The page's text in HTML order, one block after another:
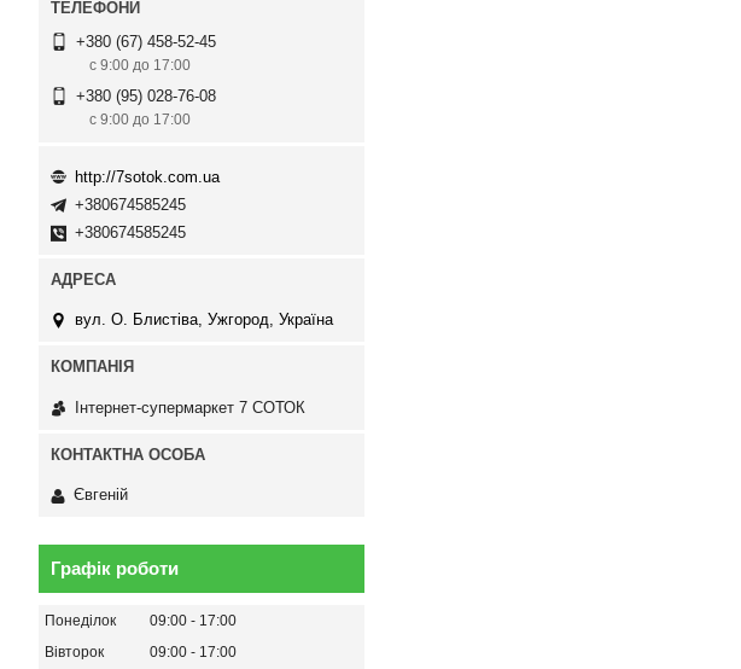
+380 (67) 458-52-45
с 9:00 до 17:00
+380 (95) 028-76-08
с 9:00 до 17:00
http://7sotok.com.ua
+380674585245
+380674585245
вул. О. Блистіва, Ужгород, Україна
Інтернет-супермаркет 7 СОТОК
Євгеній
Графік роботи
Понеділок 09:00
17:00
Вівторок
09:00
17:00